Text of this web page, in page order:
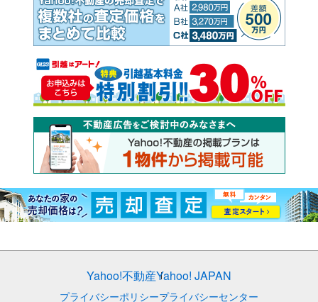
Yahoo!不動産Yahoo! JAPAN
プライバシーポリシープライバシーセンター